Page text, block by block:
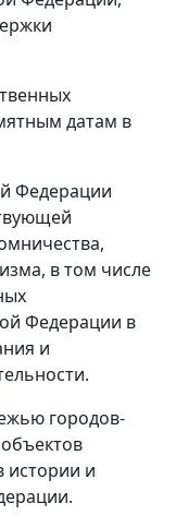
датам в
Федерации
в том числе
Федерации в
и
городов-
истории и